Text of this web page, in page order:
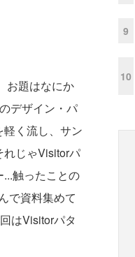
お題はなにか
デザイン・パ
く流し、サン
れじゃVisitorパ
触ったことの
で資料集めて
はVisitorパタ
9
10